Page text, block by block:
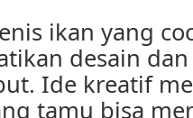
ikan yang
desain
Ide kreatif
tamu bisa